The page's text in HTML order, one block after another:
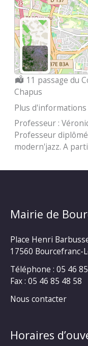
Localisation :
11 passage du
Chapus
Plus d'informations
Professeur :
Professeur
modern'jazz. A
Mairie de
Place Henri
17560 Bourcefranc-
Téléphone : 05 46
Fax : 05 46 85 48 58
Nous contacter
Horaires